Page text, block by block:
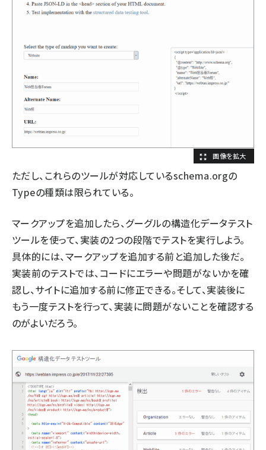
ただし、これらのツールが対応しているschema.orgの
Typeの種類は限られている。
マークアップを追加したら、グーグルの構造化データテスト
ツールを使って、実装の2つの段階でテストを実行しよう。
具体的には、マークアップを追加する前と追加した後だ。
実装前のテストでは、コードにエラーや問題がないかを確
認し、サイトに追加する前に修正できる。そして、実装後に
もう一度テストを行って、実装に問題がないことを確認する
のがよいだろう。